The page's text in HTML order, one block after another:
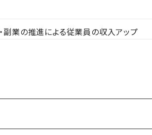
副業の推進による従業員の収入アップ